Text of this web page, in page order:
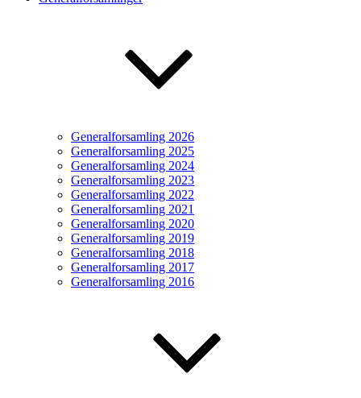
Generalforsamling 2026
Generalforsamling 2025
Generalforsamling 2024
Generalforsamling 2023
Generalforsamling 2022
Generalforsamling 2021
Generalforsamling 2020
Generalforsamling 2019
Generalforsamling 2018
Generalforsamling 2017
Generalforsamling 2016